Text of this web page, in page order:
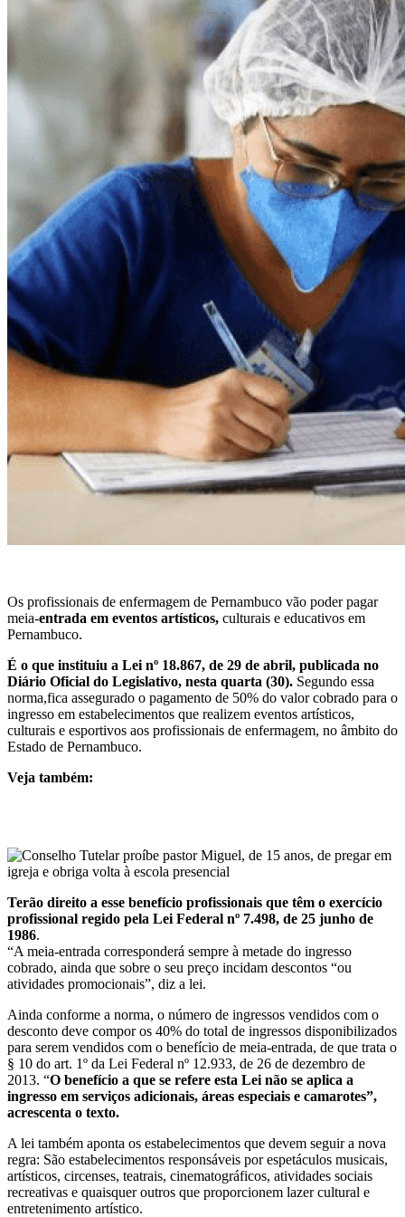
Os profissionais de enfermagem de Pernambuco vão poder pagar
meia-entrada em eventos artísticos, culturais e educativos em
Pernambuco.
É o que instituiu a Lei nº 18.867, de 29 de abril, publicada no
Diário Oficial do Legislativo, nesta quarta (30). Segundo essa
norma,fica assegurado o pagamento de 50% do valor cobrado para o
ingresso em estabelecimentos que realizem eventos artísticos,
culturais e esportivos aos profissionais de enfermagem, no âmbito do
Estado de Pernambuco.
Veja também:
Terão direito a esse benefício profissionais que têm o exercício
profissional regido pela Lei Federal nº 7.498, de 25 junho de
1986.
“A meia-entrada corresponderá sempre à metade do ingresso
cobrado, ainda que sobre o seu preço incidam descontos “ou
atividades promocionais”, diz a lei.
Ainda conforme a norma, o número de ingressos vendidos com o
desconto deve compor os 40% do total de ingressos disponibilizados
para serem vendidos com o benefício de meia-entrada, de que trata o
§ 10 do art. 1º da Lei Federal nº 12.933, de 26 de dezembro de
2013. “O benefício a que se refere esta Lei não se aplica a
ingresso em serviços adicionais, áreas especiais e camarotes”,
acrescenta o texto.
A lei também aponta os estabelecimentos que devem seguir a nova
regra: São estabelecimentos responsáveis por espetáculos musicais,
artísticos, circenses, teatrais, cinematográficos, atividades sociais
recreativas e quaisquer outros que proporcionem lazer cultural e
entretenimento artístico.